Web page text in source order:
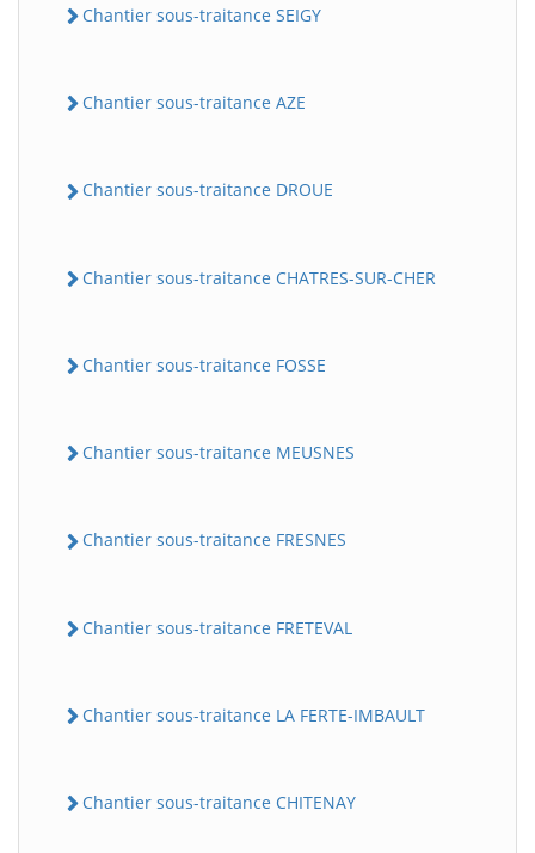
Chantier sous-traitance SEIGY
Chantier sous-traitance AZE
Chantier sous-traitance DROUE
Chantier sous-traitance CHATRES-SUR-CHER
Chantier sous-traitance FOSSE
Chantier sous-traitance MEUSNES
Chantier sous-traitance FRESNES
Chantier sous-traitance FRETEVAL
Chantier sous-traitance LA FERTE-IMBAULT
Chantier sous-traitance CHITENAY